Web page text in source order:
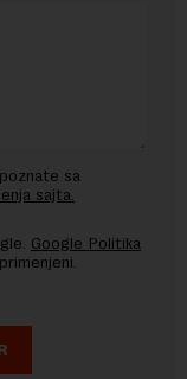
sa
sajta.
Google Politika